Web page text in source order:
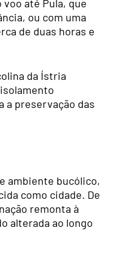
até Pula, que
ou com uma
de duas horas e
da Ístria
a preservação das
ambiente bucólico,
como cidade. De
remonta à
alterada ao longo